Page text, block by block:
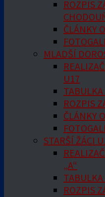
ROZPIS
ČLÁNKY
MLADŠÍ
U17
ROZPIS
ČLÁNKY
STARŠÍ ŽÁCI
„A“
TABULKA
ROZPIS